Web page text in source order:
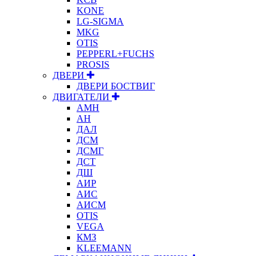
KONE
LG-SIGMA
MKG
OTIS
PEPPERL+FUCHS
PROSIS
ДВЕРИ
ДВЕРИ БОСТВИГ
ДВИГАТЕЛИ
АМН
АН
ДАЛ
ДСМ
ДСМГ
ДСТ
ДШ
АИР
АИС
АИСМ
OTIS
VEGA
КМЗ
KLEEMANN